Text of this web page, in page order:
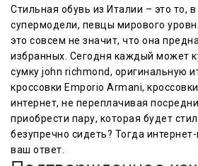
Стильная обувь из Италии – это то,
супермодели, певцы мирового
это совсем не значит, что она
избранных. Сегодня каждый может
сумку john richmond, оригинальную
кроссовки Emporio Armani,
интернет, не переплачивая
приобрести пару, которая будет
безупречно сидеть? Тогда
ваш ответ.